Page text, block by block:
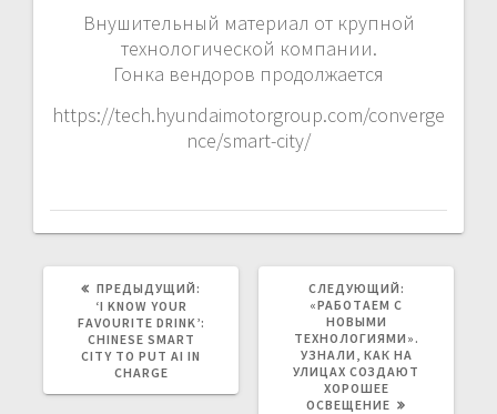
Внушительный материал от крупной
технологической компании.
Гонка вендоров продолжается
https://tech.hyundaimotorgroup.com/converge
nce/smart-city/
ПРЕДЫДУЩИЙ:
ПРЕДЫДУЩАЯ
ЗАПИСЬ:
‘I KNOW YOUR
FAVOURITE DRINK’:
CHINESE SMART
CITY TO PUT AI IN
CHARGE
СЛЕДУЮЩИЙ:
СЛЕДУЮЩАЯ
ЗАПИСЬ:
«РАБОТАЕМ С
НОВЫМИ
ТЕХНОЛОГИЯМИ».
УЗНАЛИ, КАК НА
УЛИЦАХ СОЗДАЮТ
ХОРОШЕЕ
ОСВЕЩЕНИЕ